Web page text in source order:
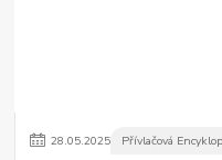
28.05.2025 Přívlačová